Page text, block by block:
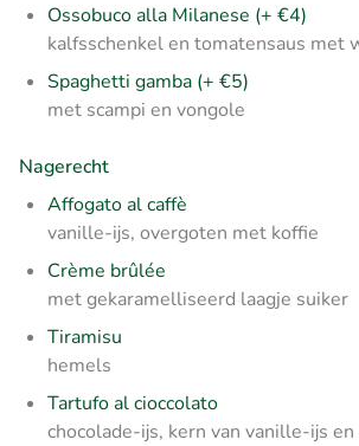
Ossobuco alla Milanese (+ €4)
kalfsschenkel en tomatensaus met
Spaghetti gamba (+ €5)
met scampi en vongole
Nagerecht
Affogato al caffè
vanille-ijs, overgoten met koffie
Crème brûlée
met gekaramelliseerd laagje suiker
Tiramisu
hemels
Tartufo al cioccolato
chocolade-ijs, kern van vanille-ijs en